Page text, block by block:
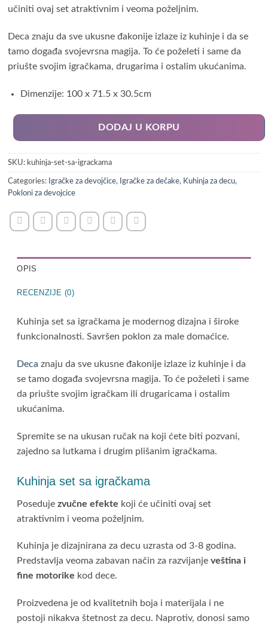
učiniti ovaj set atraktivnim i veoma poželjnim.
Deca znaju da sve ukusne đakonije izlaze iz kuhinje i da se
tamo događa svojevrsna magija. To će poželeti i same da
priušte svojim igračkama, drugarima i ostalim ukućanima.
Dimenzije: 100 x 71.5 x 30.5cm
DODAJ U KORPU
SKU: kuhinja-set-sa-igrackama
Categories: Igračke za devojčice, Igračke za dečake, Kuhinja za decu,
Pokloni za devojcice
OPIS
RECENZIJE (0)
Kuhinja set sa igračkama je modernog dizajna i široke
funkcionalnosti. Savršen poklon za male domaćice.
Deca znaju da sve ukusne đakonije izlaze iz kuhinje i da
se tamo događa svojevrsna magija. To će poželeti i same
da priušte svojim igračkam ili drugaricama i ostalim
ukućanima.
Spremite se na ukusan ručak na koji ćete biti pozvani,
zajedno sa lutkama i drugim plišanim igračkama.
Kuhinja set sa igračkama
Posedujezvučne efekte koji će učiniti ovaj set
atraktivnim i veoma poželjnim.
Kuhinja je dizajnirana za decu uzrasta od 3-8 godina.
Predstavlja veoma zabavan način za razvijanjeveština i
fine motorike kod dece.
Proizvedena je od kvalitetnih boja i materijala i ne
postoji nikakva štetnost za decu. Naprotiv, donosi samo